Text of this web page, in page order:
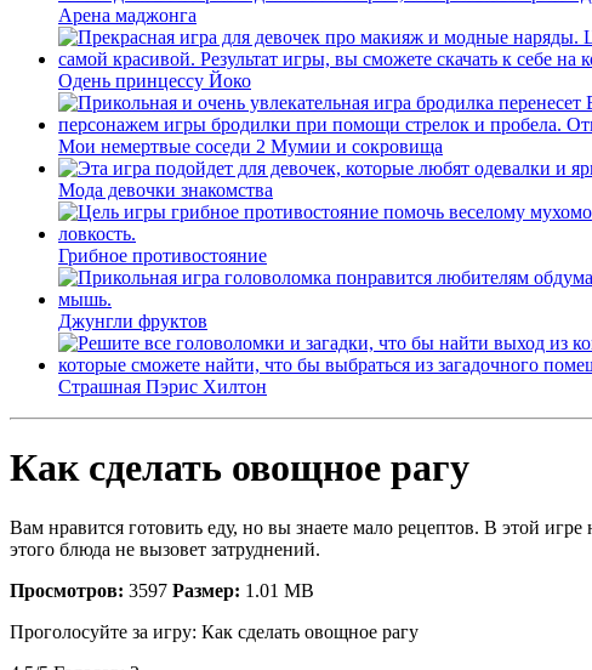
Арена маджонга
Одень принцессу Йоко
Мои немертвые соседи 2 Мумии и сокровища
Мода девочки знакомства
Грибное противостояние
Джунгли фруктов
Страшная Пэрис Хилтон
Как сделать овощное рагу
Вам нравится готовить еду, но вы знаете мало рецептов. В этой
этого блюда не вызовет затруднений.
Просмотров: 3597 Размер: 1.01 MB
Проголосуйте за игру: Как сделать овощное рагу